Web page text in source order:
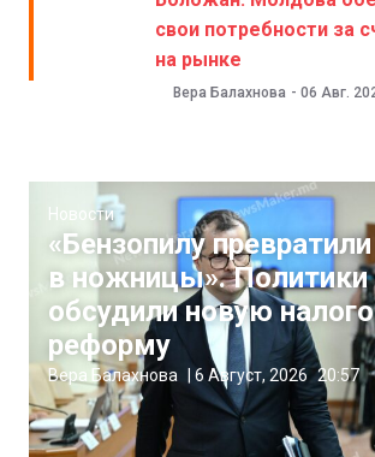
свои потребности за
на рынке
Вера Балахнова - 06 Авг.
Новости
«Бензопилу превратили
в ножницы». Политики
обсудили новую
реформу
Вера Балахнова 6 Август, 2026 20:57